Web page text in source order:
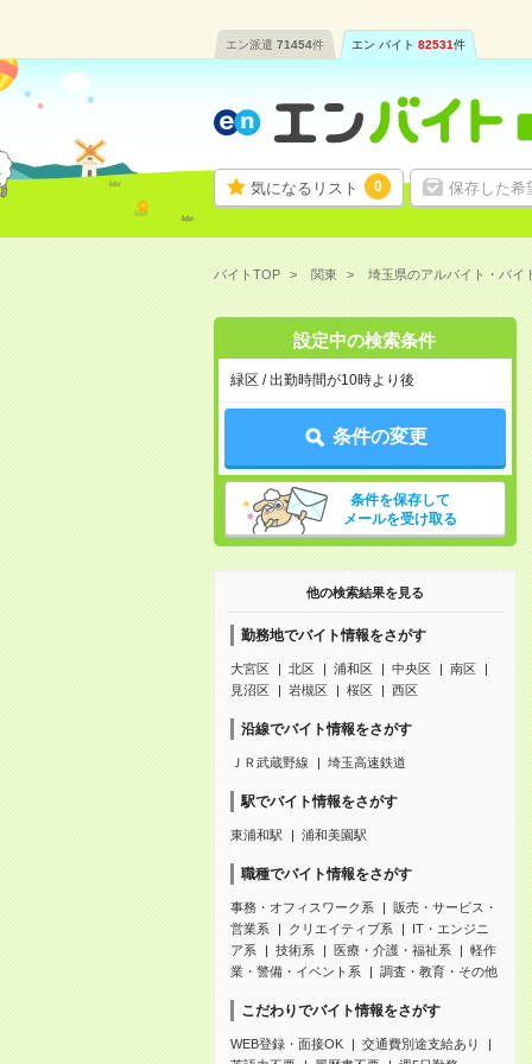
エン派遣 71454件 エン バイト 82531件
気になるリスト 0 保存した希
バイトTOP 関東 埼玉県のアルバイト・バイ
設定中の検索条件
緑区 / 出勤時間が10時より後
条件の変更
条件を保存して
メールを受け取る
他の検索結果を見る
勤務地でバイト情報をさがす
大宮区 北区 浦和区 中央区
南区
見沼区
岩槻区 桜区 西区
沿線でバイト情報をさがす
ＪＲ武蔵野線 埼玉高速鉄道
駅でバイト情報をさがす
東浦和駅 浦和美園駅
職種でバイト情報をさがす
事務・オフィスワーク系
販売・サービス・
営業系
クリエイティブ系
IT・エンジニ
ア系
技術系 医療・介護・福祉系
軽作
業・警備・イベント系
調査・教育・その他
こだわりでバイト情報をさがす
WEB登録・面接OK
交通費別途支給あり